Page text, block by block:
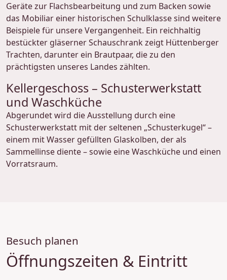
Geräte zur Flachsbearbeitung und zum Backen sowie
das Mobiliar einer historischen Schulklasse sind weitere
Beispiele für unsere Vergangenheit. Ein reichhaltig
bestückter gläserner Schauschrank zeigt Hüttenberger
Trachten, darunter ein Brautpaar, die zu den
prächtigsten unseres Landes zählten.
Kellergeschoss – Schusterwerkstatt
und Waschküche
Abgerundet wird die Ausstellung durch eine
Schusterwerkstatt mit der seltenen „Schusterkugel“ –
einem mit Wasser gefüllten Glaskolben, der als
Sammellinse diente – sowie eine Waschküche und einen
Vorratsraum.
Besuch planen
Öffnungszeiten & Eintritt